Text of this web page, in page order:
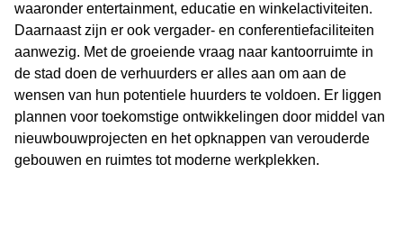
waaronder entertainment, educatie en winkelactiviteiten.
Daarnaast zijn er ook vergader- en conferentiefaciliteiten
aanwezig. Met de groeiende vraag naar kantoorruimte in
de stad doen de verhuurders er alles aan om aan de
wensen van hun potentiele huurders te voldoen. Er liggen
plannen voor toekomstige ontwikkelingen door middel van
nieuwbouwprojecten en het opknappen van verouderde
gebouwen en ruimtes tot moderne werkplekken.